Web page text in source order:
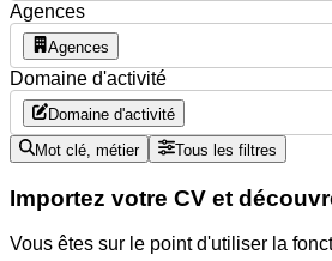
Agences
Agences
Domaine d'activité
Domaine d'activité
Mot clé, métier Tous les filtres
Importez votre CV et
Vous êtes sur le point d'utiliser la